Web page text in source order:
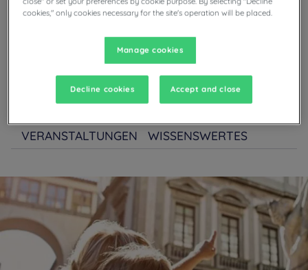
haben, können Sie sich in Ihrem komplett ausgestatteten
ZUM ENTDECKEN
GASTRONOMIE
VERANSTALTUNGEN
WISSENSWERTES
cookies," only cookies necessary for the site's operation will be placed.
Manage cookies
Decline cookies Accept and close